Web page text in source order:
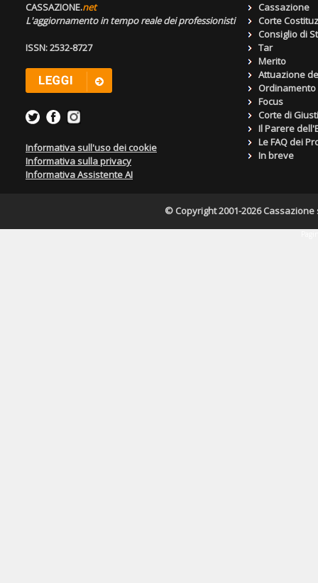
CASSAZIONE.net
L'aggiornamento in tempo reale dei professionisti
ISSN: 2532-8727
Informativa sull'uso dei cookie
Informativa sulla privacy
Informativa Assistente AI
Cassazione
Corte
Consiglio di
Tar
Merito
Attuazione
Focus
Corte di
Il Parere
Le FAQ dei
In breve
© Copyright 2001-2026 Cassazione